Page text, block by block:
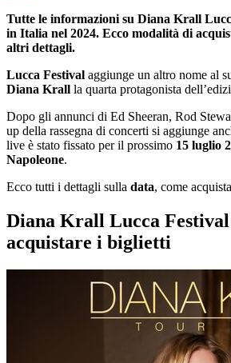
Tutte le informazioni su Diana Krall
in Italia nel 2024. Ecco modalità di
altri dettagli.
Lucca Festival aggiunge un altro nome al
Diana Krall la quarta protagonista
Dopo gli annunci di Ed Sheeran, Rod
up della rassegna di concerti si aggiunge
live è stato fissato per il prossimo 15 luglio
Napoleone.
Ecco tutti i dettagli sulla data, come
Diana Krall Lucca
acquistare i biglietti